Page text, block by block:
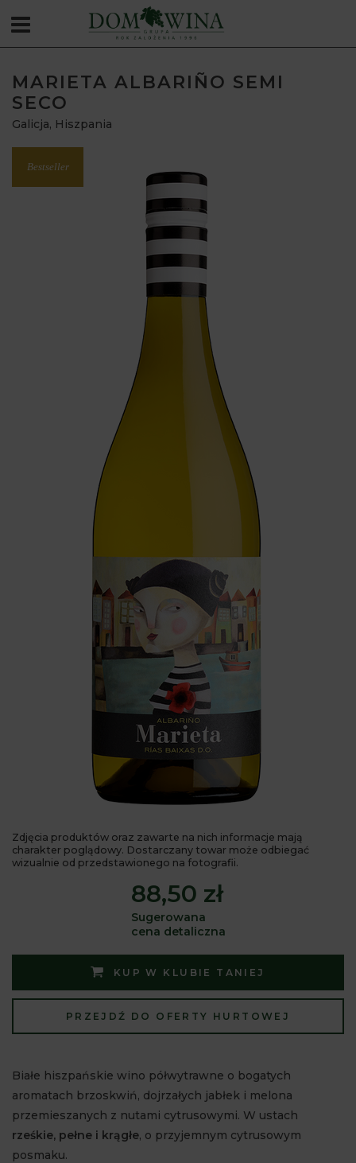
MARIETA ALBARIÑO SEMI
SECO
Galicja, Hiszpania
Bestseller
Zdjęcia produktów oraz zawarte na nich informacje mają
charakter poglądowy. Dostarczany towar może odbiegać
wizualnie od przedstawionego na fotografii.
88,50 zł
Sugerowana
cena detaliczna
KUP W KLUBIE TANIEJ
PRZEJDŹ DO OFERTY HURTOWEJ
Białe hiszpańskie wino półwytrawne o bogatych
aromatach brzoskwiń, dojrzałych jabłek i melona
przemieszanych z nutami cytrusowymi. W ustach
rześkie, pełne i krągłe, o przyjemnym cytrusowym
posmaku.